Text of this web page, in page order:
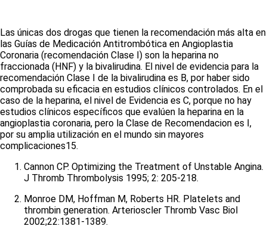
Las únicas dos drogas que tienen la recomendación más alta en
las Guías de Medicación Antitrombótica en Angioplastia
Coronaria (recomendación Clase I) son la heparina no
fraccionada (HNF) y la bivalirudina. El nivel de evidencia para la
recomendación Clase I de la bivalirudina es B, por haber sido
comprobada su eficacia en estudios clínicos controlados. En el
caso de la heparina, el nivel de Evidencia es C, porque no hay
estudios clínicos específicos que evalúen la heparina en la
angioplastia coronaria, pero la Clase de Recomendacion es I,
por su amplia utilización en el mundo sin mayores
complicaciones15.
Cannon CP. Optimizing the Treatment of Unstable Angina.
J Thromb Thrombolysis 1995; 2: 205-218.
Monroe DM, Hoffman M, Roberts HR. Platelets and
thrombin generation. Arterioscler Thromb Vasc Biol
2002;22:1381-1389.